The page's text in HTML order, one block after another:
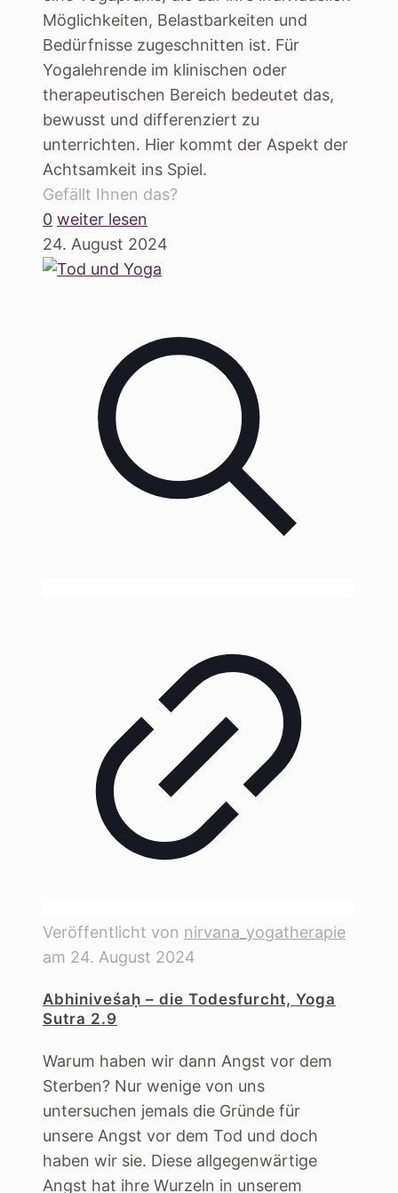
Möglichkeiten, Belastbarkeiten und
Bedürfnisse zugeschnitten ist. Für
Yogalehrende im klinischen oder
therapeutischen Bereich bedeutet das,
bewusst und differenziert zu
unterrichten. Hier kommt der Aspekt der
Achtsamkeit ins Spiel.
Gefällt Ihnen das?
0 weiter lesen
24. August 2024
Veröffentlicht von nirvana_yogatherapie
am 24. August 2024
Abhiniveśaḥ – die Todesfurcht, Yoga
Sutra 2.9
Warum haben wir dann Angst vor dem
Sterben? Nur wenige von uns
untersuchen jemals die Gründe für
unsere Angst vor dem Tod und doch
haben wir sie. Diese allgegenwärtige
Angst hat ihre Wurzeln in unserem